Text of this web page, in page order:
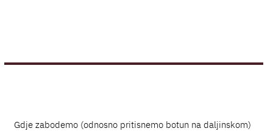
Gdje zabodemo (odnosno pritisnemo botun na daljinskom)